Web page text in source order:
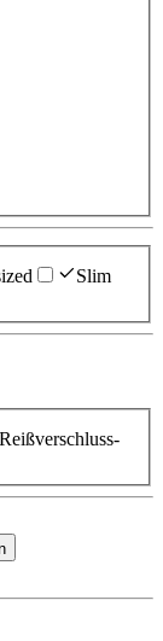
Slim
Reißverschluss-